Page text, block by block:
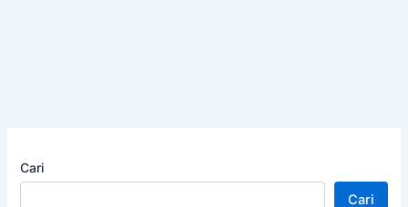
Cari
Cari